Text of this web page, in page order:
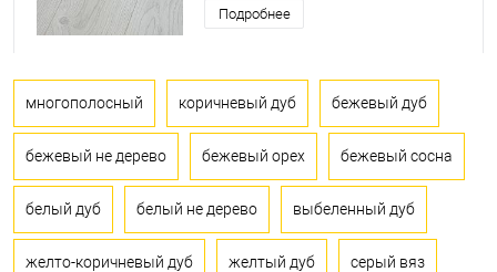
Подробнее
многополосный коричневый дуб бежевый дуб
бежевый не дерево бежевый орех бежевый сосна
белый дуб белый не дерево выбеленный дуб
желто-коричневый дуб желтый дуб серый вяз